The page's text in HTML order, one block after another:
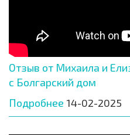
Отзыв от Михаила и
с Болгарский дом
Подробнее 14-02-2025